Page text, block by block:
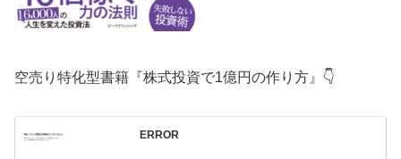
空売り特化型書籍『株式投資で1億円の作り方』👇
ERROR